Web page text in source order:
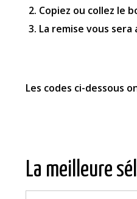
Copiez ou collez le
La remise vous
Les codes ci-dessous
La meilleure